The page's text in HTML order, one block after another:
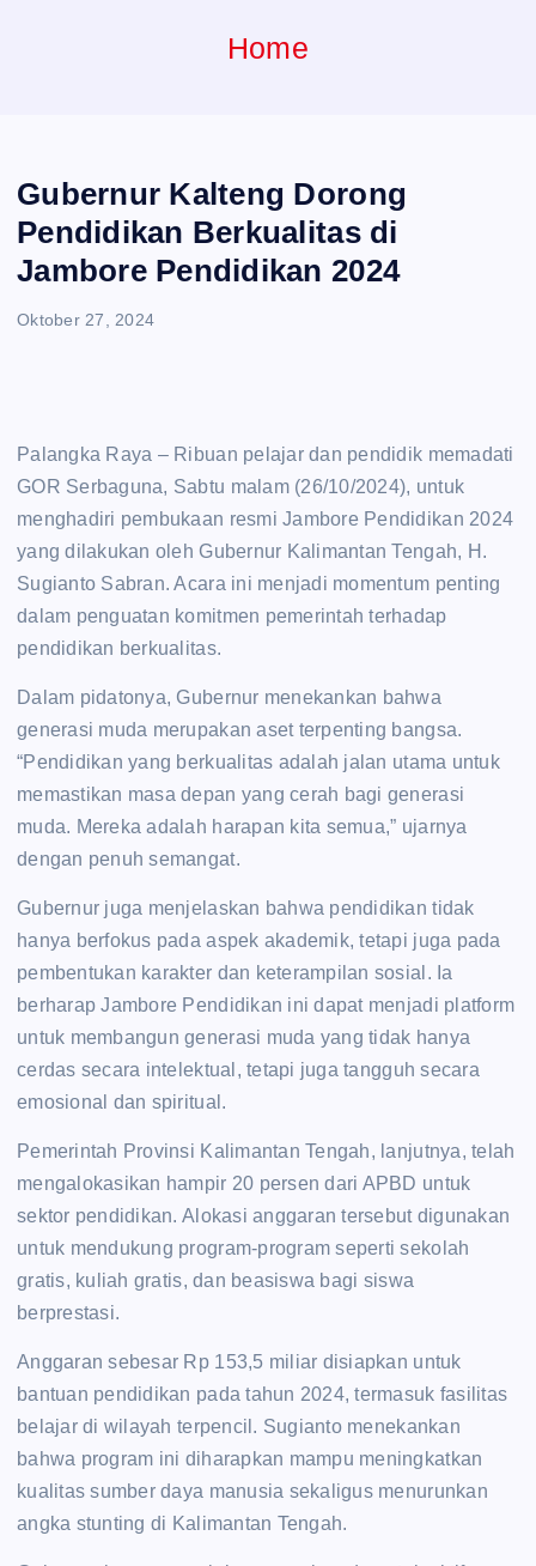
Home
Gubernur Kalteng Dorong
Pendidikan Berkualitas di
Jambore Pendidikan 2024
Oktober 27, 2024
Palangka Raya – Ribuan pelajar dan pendidik memadati
GOR Serbaguna, Sabtu malam (26/10/2024), untuk
menghadiri pembukaan resmi Jambore Pendidikan 2024
yang dilakukan oleh Gubernur Kalimantan Tengah, H.
Sugianto Sabran. Acara ini menjadi momentum penting
dalam penguatan komitmen pemerintah terhadap
pendidikan berkualitas.
Dalam pidatonya, Gubernur menekankan bahwa
generasi muda merupakan aset terpenting bangsa.
“Pendidikan yang berkualitas adalah jalan utama untuk
memastikan masa depan yang cerah bagi generasi
muda. Mereka adalah harapan kita semua,” ujarnya
dengan penuh semangat.
Gubernur juga menjelaskan bahwa pendidikan tidak
hanya berfokus pada aspek akademik, tetapi juga pada
pembentukan karakter dan keterampilan sosial. Ia
berharap Jambore Pendidikan ini dapat menjadi platform
untuk membangun generasi muda yang tidak hanya
cerdas secara intelektual, tetapi juga tangguh secara
emosional dan spiritual.
Pemerintah Provinsi Kalimantan Tengah, lanjutnya, telah
mengalokasikan hampir 20 persen dari APBD untuk
sektor pendidikan. Alokasi anggaran tersebut digunakan
untuk mendukung program-program seperti sekolah
gratis, kuliah gratis, dan beasiswa bagi siswa
berprestasi.
Anggaran sebesar Rp 153,5 miliar disiapkan untuk
bantuan pendidikan pada tahun 2024, termasuk fasilitas
belajar di wilayah terpencil. Sugianto menekankan
bahwa program ini diharapkan mampu meningkatkan
kualitas sumber daya manusia sekaligus menurunkan
angka stunting di Kalimantan Tengah.